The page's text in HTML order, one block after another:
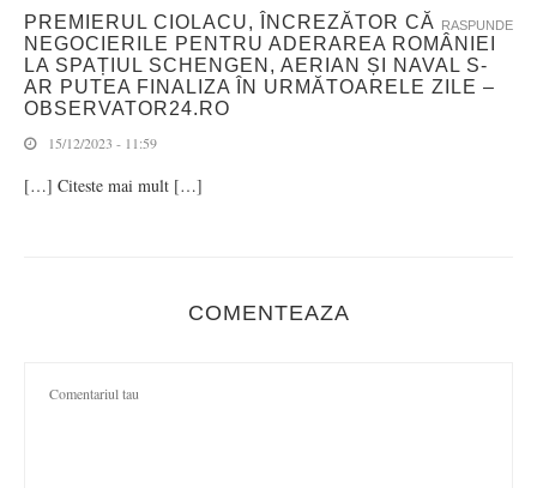
PREMIERUL CIOLACU, ÎNCREZĂTOR CĂ
NEGOCIERILE PENTRU ADERAREA ROMÂNIEI
LA SPAȚIUL SCHENGEN, AERIAN ȘI NAVAL S-
AR PUTEA FINALIZA ÎN URMĂTOARELE ZILE –
OBSERVATOR24.RO
15/12/2023 - 11:59
[…] Citeste mai mult […]
RASPUNDE
COMENTEAZA